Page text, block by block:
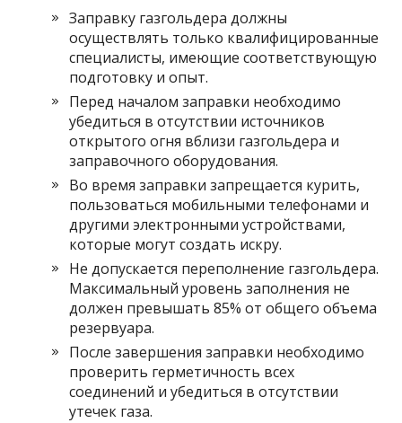
Заправку газгольдера должны
осуществлять только квалифицированные
специалисты, имеющие соответствующую
подготовку и опыт.
Перед началом заправки необходимо
убедиться в отсутствии источников
открытого огня вблизи газгольдера и
заправочного оборудования.
Во время заправки запрещается курить,
пользоваться мобильными телефонами и
другими электронными устройствами,
которые могут создать искру.
Не допускается переполнение газгольдера.
Максимальный уровень заполнения не
должен превышать 85% от общего объема
резервуара.
После завершения заправки необходимо
проверить герметичность всех
соединений и убедиться в отсутствии
утечек газа.